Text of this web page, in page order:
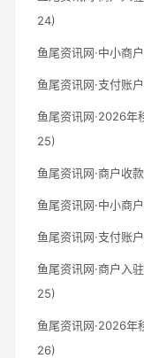
24)
鱼尾资讯网·中小商
鱼尾资讯网·支付账
鱼尾资讯网·2026年
25)
鱼尾资讯网·商户收
鱼尾资讯网·中小商
鱼尾资讯网·支付账
鱼尾资讯网·商户入
25)
鱼尾资讯网·2026年
26)